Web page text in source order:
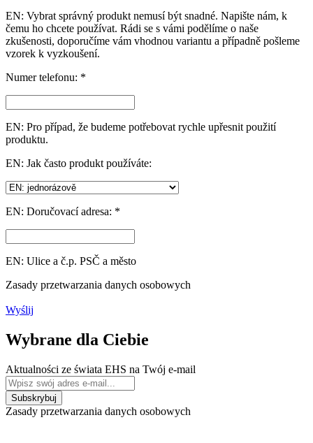
EN: Vybrat správný produkt nemusí být snadné. Napište nám, k
čemu ho chcete používat. Rádi se s vámi podělíme o naše
zkušenosti, doporučíme vám vhodnou variantu a případně pošleme
vzorek k vyzkoušení.
Numer telefonu: *
EN: Pro případ, že budeme potřebovat rychle upřesnit použití
produktu.
EN: Jak často produkt používáte:
EN: Doručovací adresa: *
EN: Ulice a č.p. PSČ a město
Zasady przetwarzania danych osobowych
Wyślij
Wybrane dla Ciebie
Aktualności ze świata EHS na Twój e-mail
Zasady przetwarzania danych osobowych